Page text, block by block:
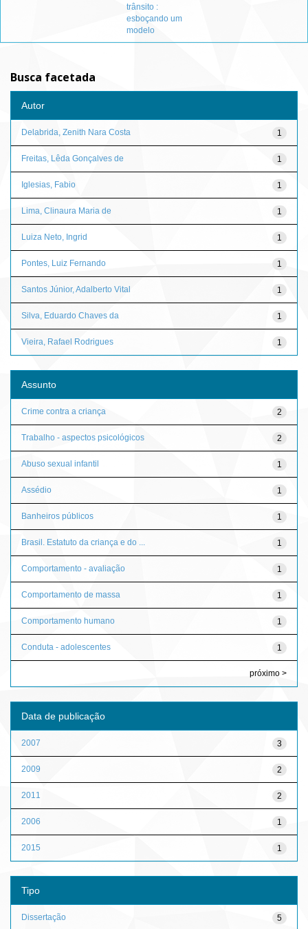
trânsito :
esboçando um
modelo
Busca facetada
Autor
1
Delabrida, Zenith Nara Costa
1
Freitas, Lêda Gonçalves de
1
Iglesias, Fabio
1
Lima, Clinaura Maria de
1
Luiza Neto, Ingrid
1
Pontes, Luiz Fernando
1
Santos Júnior, Adalberto Vital
1
Silva, Eduardo Chaves da
1
Vieira, Rafael Rodrigues
Assunto
2
Crime contra a criança
2
Trabalho - aspectos psicológicos
1
Abuso sexual infantil
1
Assédio
1
Banheiros públicos
1
Brasil. Estatuto da criança e do ...
1
Comportamento - avaliação
1
Comportamento de massa
1
Comportamento humano
1
Conduta - adolescentes
próximo >
Data de publicação
3
2007
2
2009
2
2011
1
2006
1
2015
Tipo
5
Dissertação